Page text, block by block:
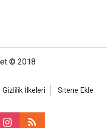
© 2018
Gizlilik İlkeleri Sitene Ekle